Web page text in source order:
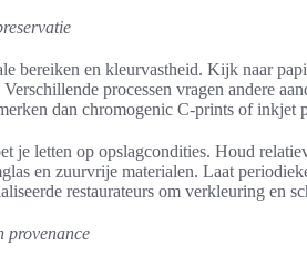
bereiken en kleurvastheid. Kijk naar
processen vragen andere
dan chromogenic C-prints of inkjet
je letten op opslagcondities. Houd
en zuurvrije materialen. Laat
restaurateurs om verkleuring en
provenance